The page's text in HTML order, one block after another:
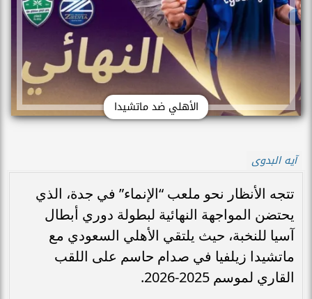
الأهلي ضد ماتشيدا
آيه البدوى
تتجه الأنظار نحو ملعب “الإنماء” في جدة، الذي
يحتضن المواجهة النهائية لبطولة دوري أبطال
آسيا للنخبة، حيث يلتقي الأهلي السعودي مع
ماتشيدا زيلفيا في صدام حاسم على اللقب
القاري لموسم 2025-2026.